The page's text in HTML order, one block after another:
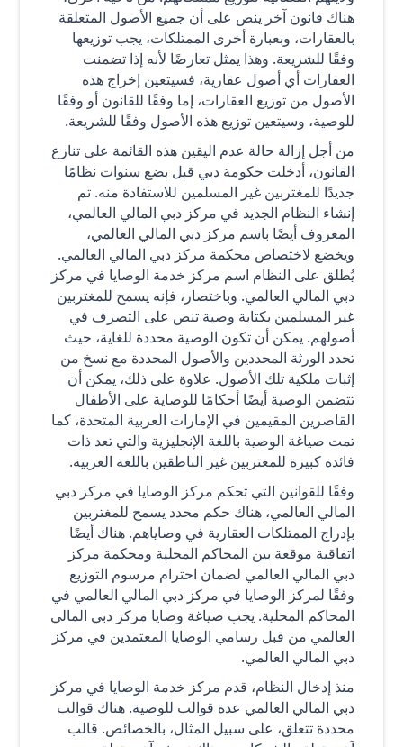
هناك قانون آخر ينص على أن جميع الأصول المتعلقة
بالعقارات، وبعبارة أخرى الممتلكات، يجب توزيعها
وفقًا للشريعة. وهذا يمثل تعارضًا لأنه إذا تضمنت
العقارات أي أصول عقارية، فسيتعين إخراج هذه
الأصول من توزيع العقارات، إما وفقًا للقانون أو وفقًا
للوصية، وسيتعين توزيع هذه الأصول وفقًا للشريعة.
من أجل إزالة حالة عدم اليقين هذه القائمة على تنازع
القانون، أدخلت حكومة دبي قبل بضع سنوات نظامًا
جديدًا للمغتربين غير المسلمين للاستفادة منه. تم
إنشاء النظام الجديد في مركز دبي المالي العالمي،
المعروف أيضًا باسم مركز دبي المالي العالمي،
ويخضع لاختصاص محكمة مركز دبي المالي العالمي.
يُطلق على النظام اسم مركز خدمة الوصايا في مركز
دبي المالي العالمي. وباختصار، فإنه يسمح للمغتربين
غير المسلمين بكتابة وصية تنص على التصرف في
أصولهم. يمكن أن تكون الوصية محددة للغاية، حيث
تحدد الورثة المحددين والأصول المحددة مع نسخ من
إثبات ملكية تلك الأصول. علاوة على ذلك، يمكن أن
تتضمن الوصية أيضًا أحكامًا للوصاية على الأطفال
القاصرين المقيمين في الإمارات العربية المتحدة، كما
تمت صياغة الوصية باللغة الإنجليزية والتي تعد ذات
فائدة كبيرة للمغتربين غير الناطقين باللغة العربية.
وفقًا للقوانين التي تحكم مركز الوصايا في مركز دبي
المالي العالمي، هناك حكم محدد يسمح للمغتربين
بإدراج الممتلكات العقارية في وصاياهم. هناك أيضًا
اتفاقية موقعة بين المحاكم المحلية ومحكمة مركز
دبي المالي العالمي لضمان احترام مرسوم التوزيع
وفقًا لمركز الوصايا في مركز دبي المالي العالمي في
المحاكم المحلية. يجب صياغة وصايا مركز دبي المالي
العالمي من قبل رسامي الوصايا المعتمدين في مركز
دبي المالي العالمي.
منذ إدخال النظام، قدم مركز خدمة الوصايا في مركز
دبي المالي العالمي عدة قوالب للوصية. هناك قوالب
محددة تتعلق، على سبيل المثال، بالخصائص. قالب